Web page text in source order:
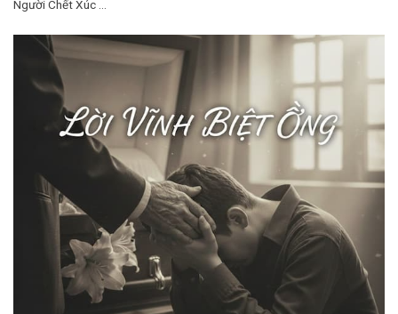
Người Chết Xúc ...